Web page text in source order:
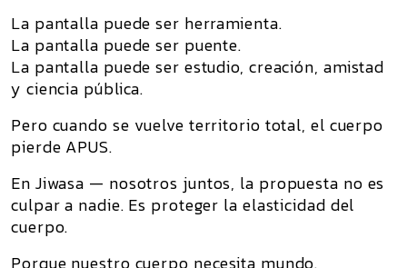
La pantalla puede ser herramienta.
La pantalla puede ser puente.
La pantalla puede ser estudio, creación, amistad
y ciencia pública.
Pero cuando se vuelve territorio total, el cuerpo
pierde APUS.
En Jiwasa — nosotros juntos, la propuesta no es
culpar a nadie. Es proteger la elasticidad del
cuerpo.
Porque nuestro cuerpo necesita mundo.